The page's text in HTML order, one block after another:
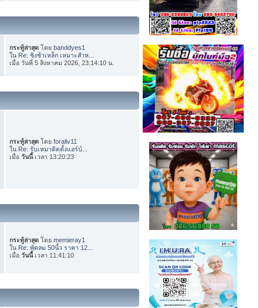
กระทู้ล่าสุด โดยbanddyes1
ใน Re: ชิงช้าเหล็ก เหมาะสำห...
เมื่อ วันที่ 5 สิงหาคม 2026, 23:14:10 น.
กระทู้ล่าสุด โดยforaliv11
ใน Re: รับเหมาติดตั้งแอร์บ้...
เมื่อวันนี้เวลา 13:20:23
กระทู้ล่าสุด โดยmemieray1
ใน Re: พัดลม 50นิ้ว ราคา 12...
เมื่อวันนี้เวลา 11:41:10